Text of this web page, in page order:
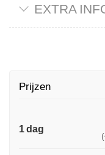
EXTRA
Prijzen
1 dag